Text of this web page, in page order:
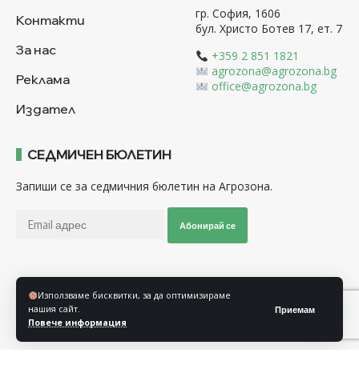
Използваме бисквитки, за да оптимизираме
нашия сайт.
Повече информация
Приемам
Контакти
За нас
Реклама
Издател
гр. София, 1606
бул. Христо Ботев 17, ет. 7
+359 2 851 1821
agrozona@agrozona.bg
office@agrozona.bg
СЕДМИЧЕН БЮЛЕТИН
Запиши се за седмичния бюлетин на Агрозона.
Абонирай се
Последвайте ни